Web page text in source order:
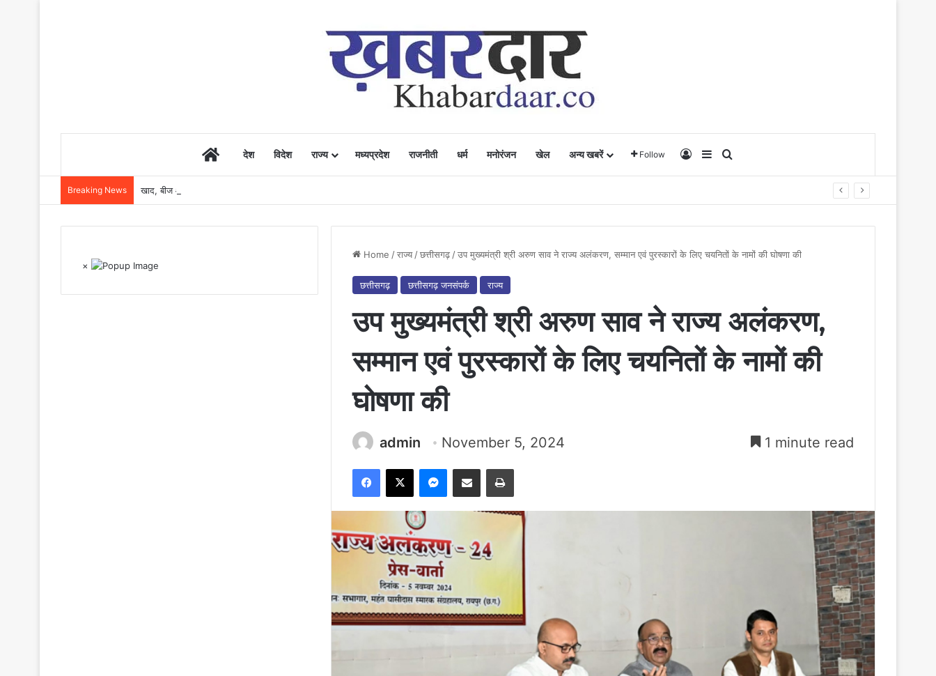
Homeदेश विदेश राज्य मध्यप्रदेश राजनीती धर्म मनोरंजन खेल अन्य खबरें Follow Log InSidebar
Breaking News खाद, बीज और उर्वरकों की समय पर उपलब्धता से किसानों में उत्साह, नैनो डीएपी और नैनो यूरिया बने किसानों के भरोसेमंद कृषि साथी…..
Home /राज्य /छत्तीसगढ़ /उप मुख्यमंत्री श्री अरुण साव ने राज्य अलंकरण, सम्मान एवं पुरस्कारों के लिए चयनितों के नामों की घोषणा की
छत्तीसगढ़ छत्तीसगढ़ जनसंपर्क राज्य
उप मुख्यमंत्री श्री अरुण साव ने राज्य अलंकरण,
सम्मान एवं पुरस्कारों के लिए चयनितों के नामों की
घोषणा की
admin November 5, 2024 1 minute read
Facebook
X Messenger
Share via Email Print
×